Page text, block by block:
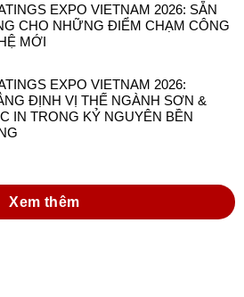
EXPO VIETNAM 2026: SẴN
CHO NHỮNG ĐIỂM CHẠM CÔNG
MỚI
EXPO VIETNAM 2026:
ĐỊNH VỊ THẾ NGÀNH SƠN &
IN TRONG KỶ NGUYÊN BỀN
Xem thêm